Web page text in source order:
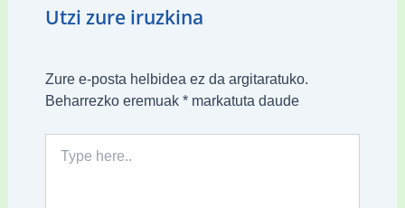
Utzi zure iruzkina
Zure e-posta helbidea ez da argitaratuko.
Beharrezko eremuak *markatuta daude
here..